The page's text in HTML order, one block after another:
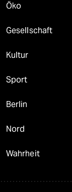
Öko
Gesellschaft
Kultur
Sport
Berlin
Nord
Wahrheit